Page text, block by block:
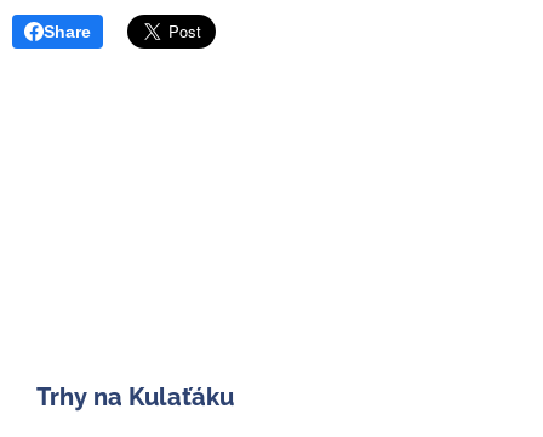
Share
Trhy na Kulaťáku